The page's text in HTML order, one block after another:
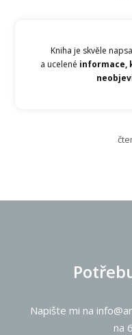
Kniha je skvěle
a ucelené informace,
Napište mi na
na